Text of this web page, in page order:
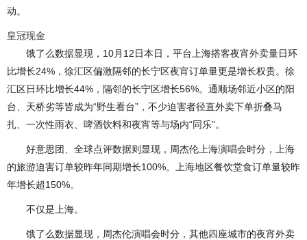
动。
皇冠现金
饿了么数据显现，10月12日本日，平台上海搭客夜宵外卖量日环
比增长24%，徐汇区偏激隔邻的长宁区夜宵订单量更是增长权贵。徐
汇区日环比增长44%，隔邻的长宁区增长56%。通顺场邻近小区的阳
台、天桥劣等皆成为“野生看台”，不少迫害者径直外卖下单折叠马
扎、一次性雨衣、啤酒饮料和夜宵等与场内“同乐”。
好意思团、全球点评数据则显现，周杰伦上海演唱会时分，上海
的旅游迫害订单较昨年同期增长100%。上海地区餐饮堂食订单量较昨
年增长超150%。
不仅是上海。
饿了么数据显现，周杰伦演唱会时分，其他四座城市的夜宵外卖